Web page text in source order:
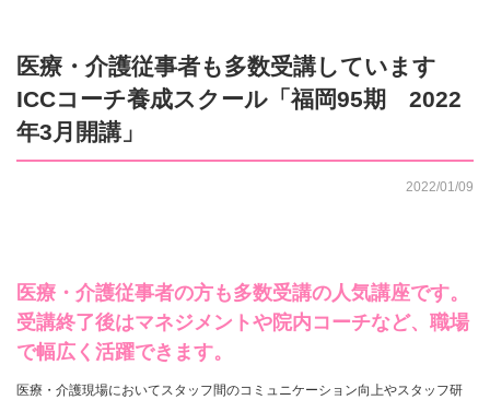
医療・介護従事者も多数受講しています
ICCコーチ養成スクール「福岡95期 2022
年3月開講」
2022/01/09
医療・介護従事者の方も多数受講の人気講座です。
受講終了後はマネジメントや院内コーチなど、職場
で幅広く活躍できます。
医療・介護現場においてスタッフ間のコミュニケーション向上やスタッフ研